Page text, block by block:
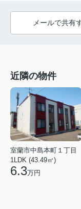
メールで共有
近隣の物件
室蘭市中島本町１丁目
1LDK (43.49㎡)
6.3万円